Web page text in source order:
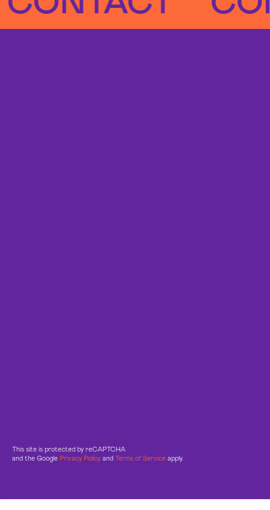
This site is protected by reCAPTCHA
and the Google Privacy Policy and Terms of Service apply.